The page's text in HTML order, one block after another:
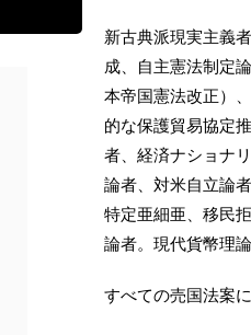
新古典派現実主義
成、自主憲法制定
本帝国憲法改正）
的な保護貿易協定
者、経済ナショナ
論者、対米自立論
特定亜細亜、移民
論者。現代貨幣理論
すべての売国法案